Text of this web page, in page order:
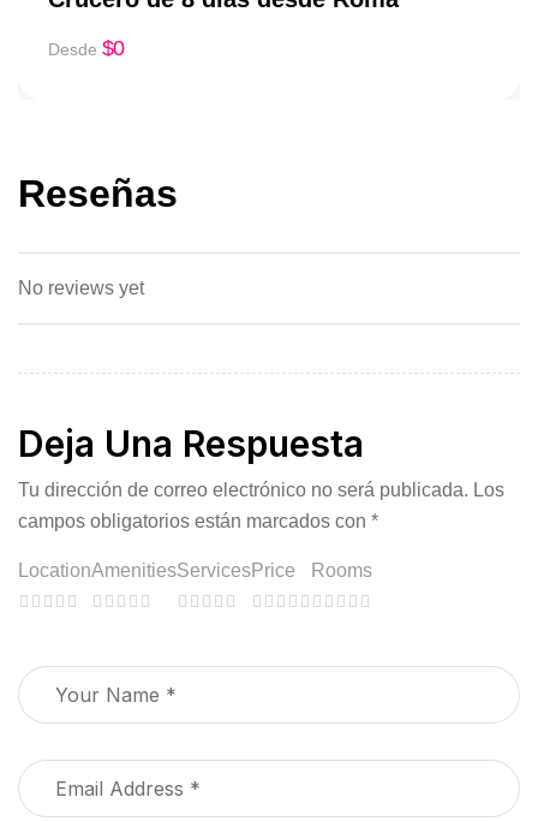
Desde $0
Reseñas
No reviews yet
Deja Una Respuesta
Tu dirección de correo electrónico no será publicada. Los
campos obligatorios están marcados con *
LocationAmenitiesServicesPrice Rooms